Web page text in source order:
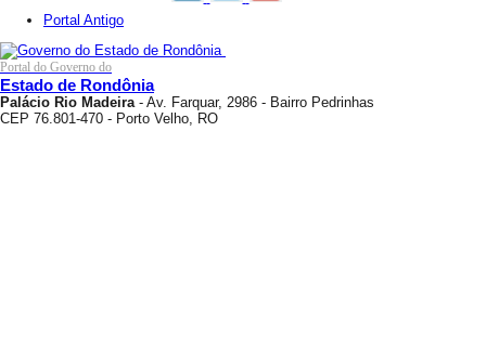
Portal Antigo
Portal do Governo do
Estado de Rondônia
Palácio Rio Madeira- Av. Farquar, 2986 - Bairro Pedrinhas
CEP 76.801-470 - Porto Velho, RO